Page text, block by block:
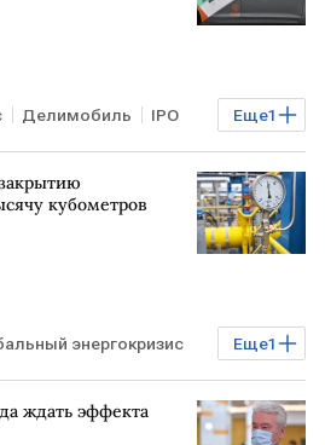
Еще1
Делимобиль IPO
кубометров
Еще1
энергокризис
ждать эффекта